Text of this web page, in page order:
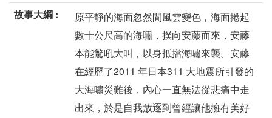
故事大綱 :
原平靜的海面忽然間風雲變色，海面捲起
數十公尺高的海嘯，撲向安藤而來，安藤
本能驚吼大叫，以身抵擋海嘯來襲。安藤
在經歷了2011 年日本311 大地震所引發的
大海嘯災難後，內心一直無法從悲痛中走
出來，於是自我放逐到曾經讓他擁有美好